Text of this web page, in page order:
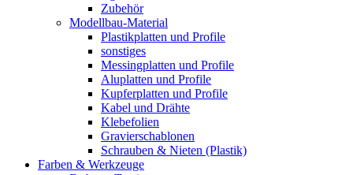
Zubehör
Modellbau-Material
Plastikplatten und Profile
sonstiges
Messingplatten und Profile
Aluplatten und Profile
Kupferplatten und Profile
Kabel und Drähte
Klebefolien
Gravierschablonen
Schrauben & Nieten (Plastik)
Farben & Werkzeuge